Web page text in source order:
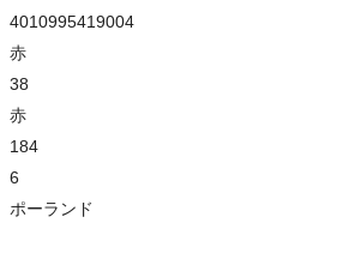
4010995419004
赤
38
赤
184
6
ポーランド